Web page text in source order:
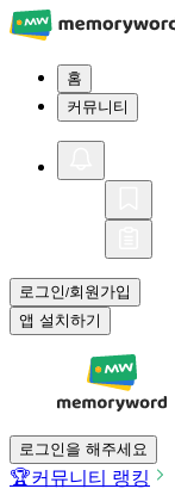
홈
커뮤니티
로그인/회원가입
앱 설치하기
로그인을 해주세요
🏆커뮤니티 랭킹